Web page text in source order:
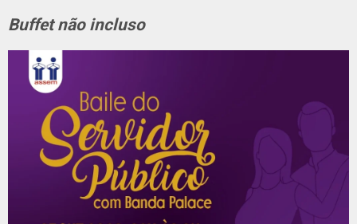
Buffet não incluso